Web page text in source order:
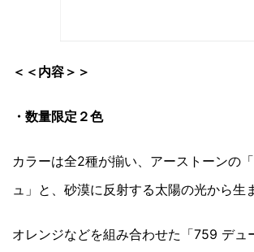
＜＜内容＞＞
・数量限定２色
カラーは全2種が揃い、アーストーンの
ュ」と、砂漠に反射する太陽の光から生
オレンジなどを組み合わせた「759 デュ